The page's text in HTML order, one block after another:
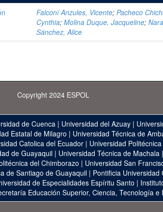
Falconí Anzules, Vicente;Pacheco
Cynthia;Molina Duque, Jacqueline;
Sánchez, Alice
Copyright 2024 ESPOL
de Cuenca | Universidad del Azuay |
Estatal de Milagro | Universidad Técnica de
Catolica del Ecuador| Universidad
de Guayaquil | Universidad Técnica de Machala
del Chimborazo | Universidad San
de Santiago de Guayaquil | Pontificia
de Especialidades Espíritu Santo |
Educación Superior, Ciencia, Tecnología e